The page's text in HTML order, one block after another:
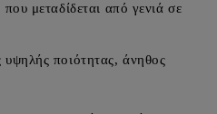
μεταδίδεται από γενιά σε
υψηλής ποιότητας, άνηθος